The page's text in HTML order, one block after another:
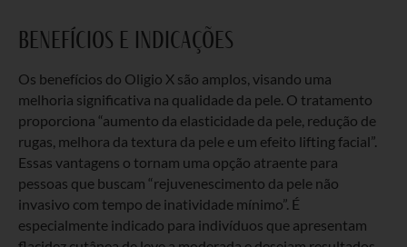
benefícios e indicações
Os benefícios do Oligio X são amplos, visando uma
melhoria significativa na qualidade da pele. O tratamento
proporciona “aumento da elasticidade da pele, redução de
rugas, melhora da textura da pele e um efeito lifting facial”.
Essas vantagens o tornam uma opção atraente para
pessoas que buscam “rejuvenescimento da pele não
invasivo com tempo de inatividade mínimo”. É
especialmente indicado para indivíduos que apresentam